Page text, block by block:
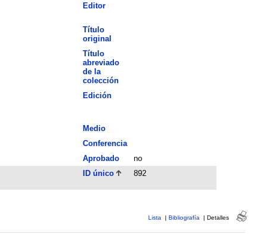
Editor
Título
original
Título
abreviado
de la
colección
Edición
Medio
Conferencia
Aprobado
no
ID único 892
Lista | Bibliografía | Detalles